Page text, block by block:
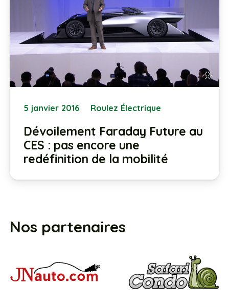
5 janvier 2016 Roulez Électrique
Dévoilement Faraday Future au
CES : pas encore une
redéfinition de la mobilité
Nos partenaires